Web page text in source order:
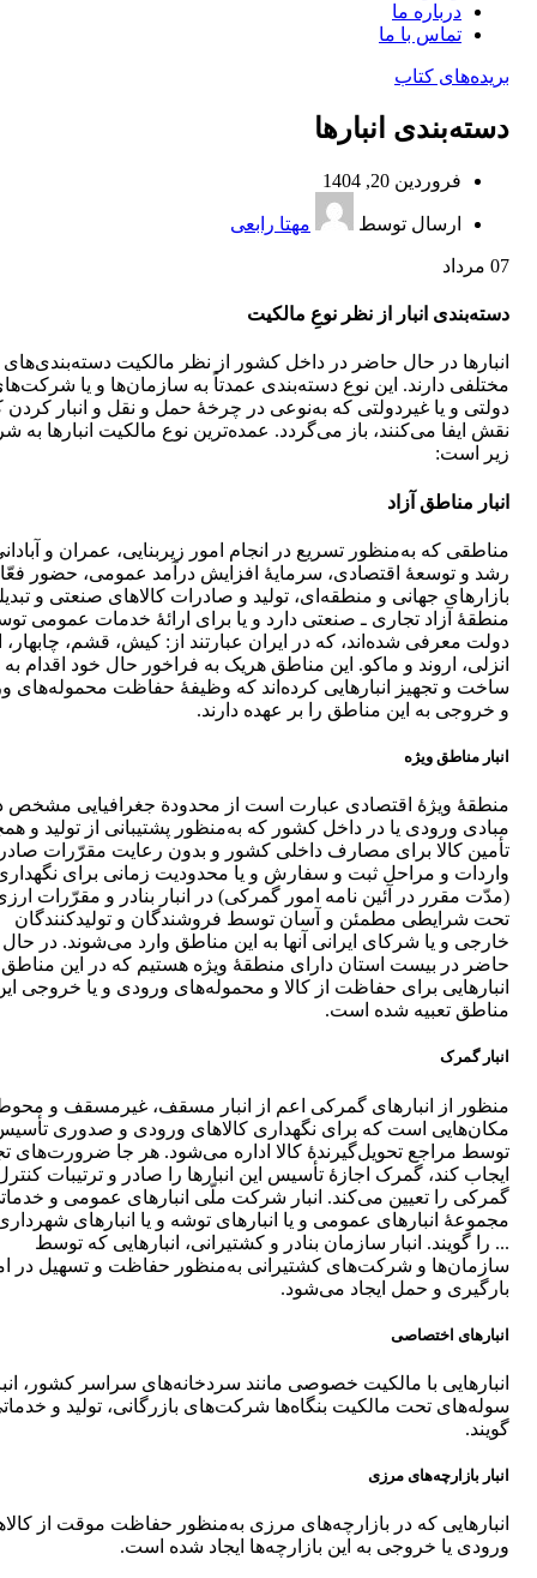
درباره‌ ما
تماس با ما
بریده‌های کتاب
دسته‌بندی انبارها
فروردین 20, 1404
ارسال توسط مهتا رابعی
07 مرداد
دسته‌بندی انبار از نظر نوعِ مالکیت
انبارها در حال حاضر در داخل کشور از نظر مالکیت دسته‌بندی‌های
مختلفی دارند. این نوع دسته‌بندی عمدتاً به سازمان‌ها و یا
دولتی و یا غیر‌دولتی که به‌نوعی در چرخۀ حمل و نقل و انبار کردن
نقش ایفا می‌کنند، باز می‌گردد. عمده‌ترین نوع مالکیت انبارها به
زیر است:
انبار مناطق آزاد
مناطقی که به‌منظور تسریع در انجام امور زیربنایی، عمران و
رشد و توسعۀ اقتصادی، سرمایۀ افزایش درآمد عمومی، حضور
بازارهای جهانی و منطقه‌ای، تولید و صادرات کالاهای صنعتی و
منطقۀ آزاد تجاری ـ صنعتی دارد و یا برای ارائۀ خدمات عمومی
دولت معرفی شده‌اند، که در ایران عبارتند از: کیش، قشم،
انزلی، اروند و ماکو. این مناطق هریک به فراخور حال خود اقدام به
ساخت و تجهیز انبارهایی کرده‌اند که وظیفۀ حفاظت محموله‌های
و خروجی به این مناطق را بر عهده دارند.
انبار مناطق ویژه
منطقۀ ویژۀ اقتصادی عبارت است از محدودة جغرافیایی مشخص
مبادی ورودی یا در داخل کشور که به‌منظور پشتیبانی از تولید و
تأمین کالا برای مصارف داخلی کشور و بدون رعایت مقرّرات
واردات و مراحل ثبت و سفارش و یا محدودیت زمانی برای
(مدّت مقرر در آئین نامه امور گمرکی) در انبار بنادر و مقرّرات
تحت شرایطی مطمئن و آسان توسط فروشندگان و تولیدکنندگان
خارجی و یا شرکای ایرانی آنها به این مناطق وارد می‌شوند. در حال
حاضر در بیست استان دارای منطقۀ ویژه هستیم که در این مناطق
انبارهایی برای حفاظت از کالا و محموله‌های ورودی و یا خروجی
مناطق تعبیه شده است.
انبار گمرک
منظور از انبارهای گمرکی اعم از انبار مسقف، غیرمسقف و
مکان‌هایی است که برای نگهداری کالاهای ورودی و صدوری
توسط مراجع تحویل‌گیرندۀ کالا اداره می‌شود. هر جا ضرورت‌های
ایجاب کند، گمرک اجازۀ تأسیس این انبار‌ها را صادر و ترتیبات
گمرکی را تعیین می‌کند. انبار شرکت ملّی انبارهای عمومی و
مجموعۀ انبارهای عمومی و یا انبارهای توشه و یا انبارهای
... را گویند. انبار سازمان بنادر و کشتیرانی، انبارهایی که توسط
سازمان‌ها و شرکت‌های کشتیرانی به‌منظور حفاظت و تسهیل در
بارگیری و حمل ایجاد می‌شود.
انبارهای اختصاصی
انبارهایی با مالکیت خصوصی مانند سردخانه‌های سراسر کشور،
سوله‌های تحت مالکیت بنگاه‌ها شرکت‌های بازرگانی، تولید و
گویند.
انبار بازارچه‌های مرزی
انبارهایی که در بازارچه‌های مرزی به‌منظور حفاظت موقت از
ورودی یا خروجی به این بازارچه‌ها ایجاد شده است.